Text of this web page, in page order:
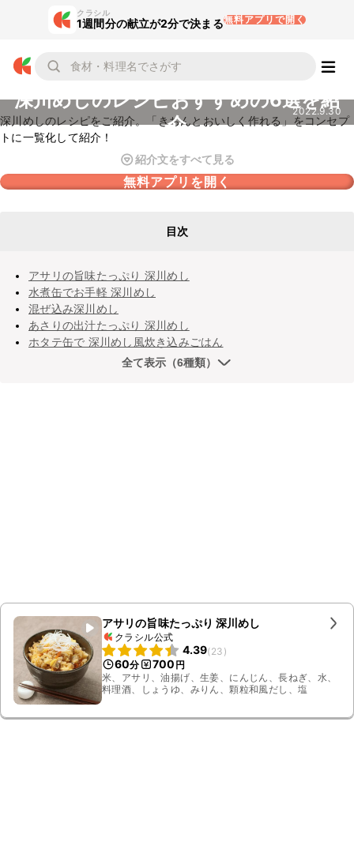
クラシル
1週間分の献立が2分で決まる無料アプリで開く
深川めしのレシピおすすめの6選を紹
介
2022.9.30
深川めしのレシピをご紹介。「きちんとおいしく作れる」をコンセプ
トに一覧化して紹介！
紹介文をすべて見る
無料アプリを開く
目次
アサリの旨味たっぷり 深川めし
水煮缶でお手軽 深川めし
混ぜ込み深川めし
あさりの出汁たっぷり 深川めし
ホタテ缶で 深川めし風炊き込みごはん
全て表示（6種類）
アサリの旨味たっぷり 深川めし
クラシル公式
4.39(23 )
60分 700 円
米、アサリ、油揚げ、生姜、にんじん、長ねぎ、水、
料理酒、しょうゆ、みりん、顆粒和風だし、塩